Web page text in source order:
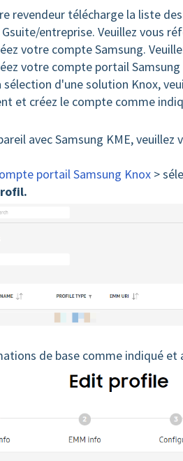
revendeur télécharge la liste
entreprise. Veuillez vous
votre compte Samsung. V
votre compte portail Samsung
sélection d'une solution Knox,
et créez le compte comme
avec Samsung KME,
portail Samsung Knox >
de base comme indiqué et